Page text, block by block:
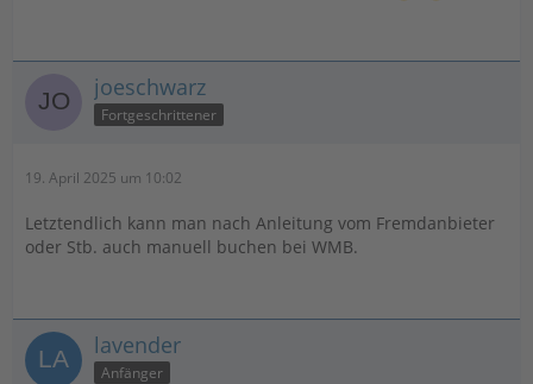
joeschwarz
Fortgeschrittener
19. April 2025 um 10:02
Letztendlich kann man nach Anleitung vom Fremdanbieter
oder Stb. auch manuell buchen bei WMB.
lavender
Anfänger